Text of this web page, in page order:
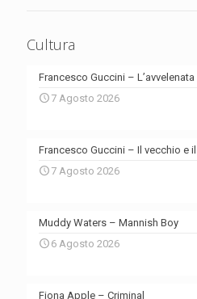
Cultura
Francesco Guccini – L’avvelenata
7 Agosto 2026
Francesco Guccini – Il vecchio e
7 Agosto 2026
Muddy Waters – Mannish Boy
6 Agosto 2026
Fiona Apple – Criminal